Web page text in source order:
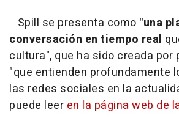
Spill se presenta como "una
conversación en tiempo real
cultura", que ha sido creada
"que entienden profundamente
las redes sociales en la
puede leer en la página web de